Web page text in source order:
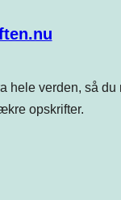
verden, så
opskrifter.